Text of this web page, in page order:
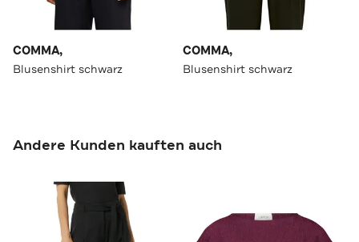
COMMA,
Blusenshirt schwarz
COMMA,
Blusenshirt schwarz
Andere Kunden kauften auch